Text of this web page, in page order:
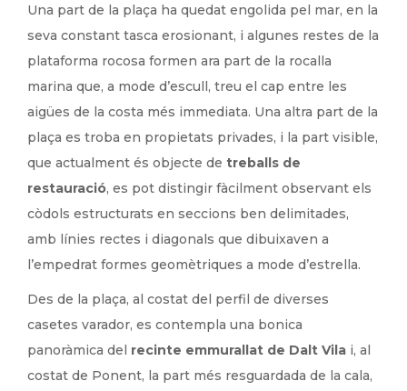
Una part de la plaça ha quedat engolida pel mar, en la
seva constant tasca erosionant, i algunes restes de la
plataforma rocosa formen ara part de la rocalla
marina que, a mode d’escull, treu el cap entre les
aigües de la costa més immediata. Una altra part de la
plaça es troba en propietats privades, i la part visible,
que actualment és objecte de treballs de
restauració, es pot distingir fàcilment observant els
còdols estructurats en seccions ben delimitades,
amb línies rectes i diagonals que dibuixaven a
l’empedrat formes geomètriques a mode d’estrella.
Des de la plaça, al costat del perfil de diverses
casetes varador, es contempla una bonica
panoràmica del recinte emmurallat de Dalt Vila i, al
costat de Ponent, la part més resguardada de la cala,